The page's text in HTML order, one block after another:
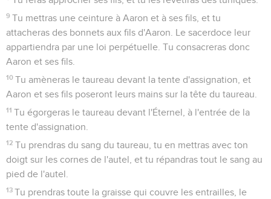
9 Tu mettras une ceinture à Aaron et à ses fils, et tu
attacheras des bonnets aux fils d'Aaron. Le sacerdoce leur
appartiendra par une loi perpétuelle. Tu consacreras donc
Aaron et ses fils.
10 Tu amèneras le taureau devant la tente d'assignation, et
Aaron et ses fils poseront leurs mains sur la tête du taureau.
11 Tu égorgeras le taureau devant l'Éternel, à l'entrée de la
tente d'assignation.
12 Tu prendras du sang du taureau, tu en mettras avec ton
doigt sur les cornes de l'autel, et tu répandras tout le sang au
pied de l'autel.
13 Tu prendras toute la graisse qui couvre les entrailles, le